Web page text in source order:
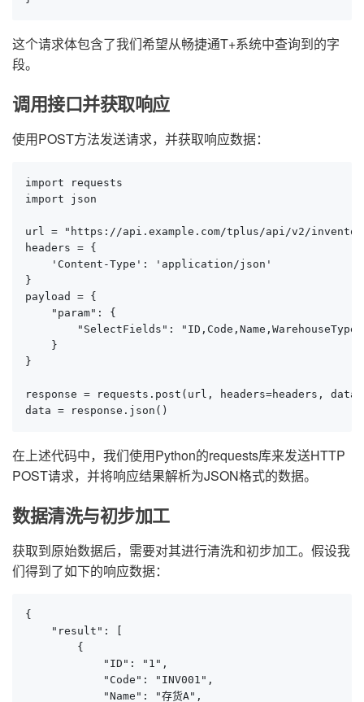
这个请求体包含了我们希望从畅捷通T+系统中查询到的字
段。
调用接口并获取响应
使用POST方法发送请求，并获取响应数据：
import requests
import json
url = "https://api.example.com/tplus/api/v2/
headers = {
    'Content-Type': 'application/json'
}
payload = {
    "param": {
"SelectFields":
    }
}
response = requests.post(url, headers=headers,
data = response.json()
在上述代码中，我们使用Python的requests库来发送HTTP
POST请求，并将响应结果解析为JSON格式的数据。
数据清洗与初步加工
获取到原始数据后，需要对其进行清洗和初步加工。假设我
们得到了如下的响应数据：
{
    "result": [
        {
            "ID": "1",
            "Code": "INV001",
            "Name": "存货A",